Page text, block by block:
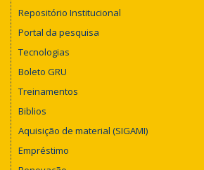
Repositório Institucional
Portal da pesquisa
Tecnologias
Boleto GRU
Treinamentos
Biblios
Aquisição de material (SIGAMI)
Empréstimo